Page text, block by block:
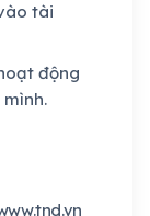
tài
động